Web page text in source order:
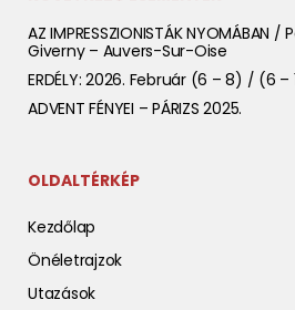
AZ IMPRESSZIONISTÁK NYOMÁBAN
Giverny – Auvers-Sur-Oise
ERDÉLY: 2026. Február (6 – 8) / (6 –
ADVENT FÉNYEI – PÁRIZS 2025.
OLDALTÉRKÉP
Kezdőlap
Önéletrajzok
Utazások